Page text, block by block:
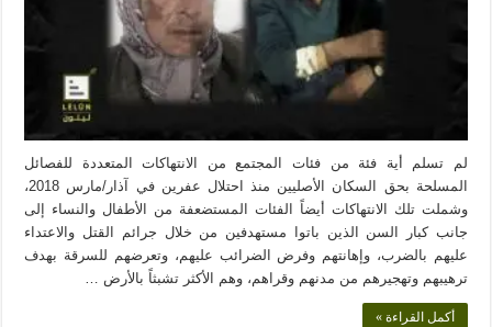
لم تسلم أية فئة من فئات المجتمع من الانتهاكات المتعددة للفصائل
المسلحة بحق السكان الأصليين منذ احتلال عفرين في آذار/مارس 2018،
وشملت تلك الانتهاكات أيضاً الفئات المستضعفة من الأطفال والنساء إلى
جانب كبار السن الذين باتوا مستهدفين من خلال جرائم القتل والاعتداء
عليهم بالضرب، وإهانتهم وفرض الضرائب عليهم، وتعرضهم للسرقة بهدف
ترهيبهم وتهجيرهم من مدنهم وقراهم، وهم الأكثر تشبثاً بالأرض …
أكمل القراءة »